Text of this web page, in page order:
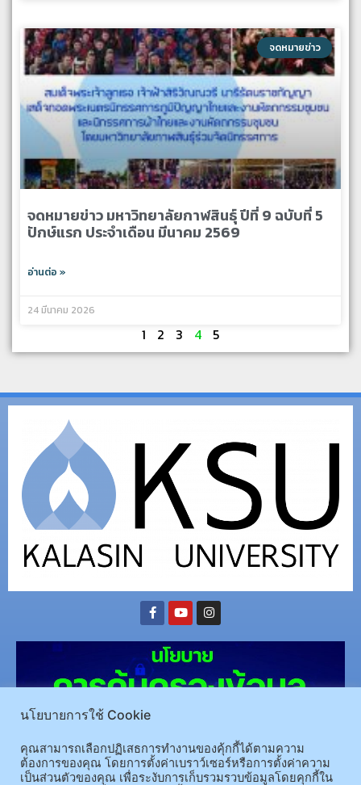
จดหมายข่าว
จดหมายข่าว มหาวิทยาลัยกาฬสินธุ์ ปีที่ 9 ฉบับที่ 5
ปักษ์แรก ประจำเดือน มีนาคม 2569
อ่านต่อ »
24 มีนาคม 2026
1 2 3 4 5
นโยบายการใช้ Cookie
คุณสามารถเลือกปฏิเสธการทำงานของคุ้กกี้ได้ตามความ
ต้องการของคุณ โดยการตั้งค่าเบราว์เซอร์หรือการตั้งค่าความ
เป็นส่วนตัวของคุณ เพื่อระงับการเก็บรวมรวบข้อมูลโดยคุกกี้ใน